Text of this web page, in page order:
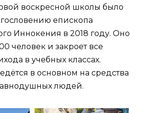
воскресной школы было
епископа
Иннокения в 2018 году. Оно
человек и закроет все
в учебных классах.
в основном на средства
людей.